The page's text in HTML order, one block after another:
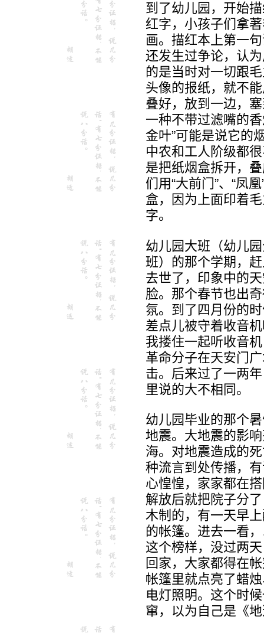
到了幼儿园，开始
红字，小孩子们拿
画。描红本上第一
还发生过争论，认
的是当时对一切跟
头像的报纸，就不
叠好，放到一边，
一种不带过滤嘴的
金叶”可能是说它的
中农和工人阶级都
是把纸烟盒拆开，
们用“大前门”、“凤
盒，因为上面印着
字。
幼儿园大班（幼儿
班）的那个学期，
去世了，印象中的
脸。那个春节也出
氛。到了四月份的
差点儿被守着收音
我搂住一起听收音
革命分子在天安门
击。后来过了一两
里说的大不相同。
幼儿园毕业的那个
地震。大地震的影
海。对地震造成的
种流言到处传播，
心惶惶，家家都在
解放后就把院子分
木制的，有一天早
的帐篷。进去一看
这个榜样，没过两
回家，大家都得在
帐篷里就点亮了蜡
电灯照明。这个时
窜，以为自己是《